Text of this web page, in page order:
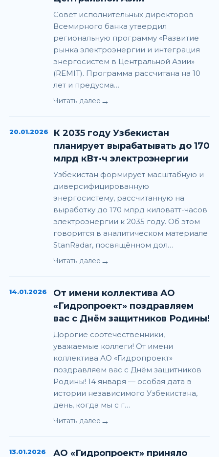
Совет исполнительных директоров
Всемирного банка утвердил
региональную программу «Развитие
рынка электроэнергии и интеграция
энергосистем в Центральной Азии»
(REMIT). Программа рассчитана на 10
лет и предусма…
Читать далее →
20.01.2026
К 2035 году Узбекистан
планирует вырабатывать до 170
млрд кВт·ч электроэнергии
Узбекистан формирует масштабную и
диверсифицированную
энергосистему, рассчитанную на
выработку до 170 млрд киловатт-часов
электроэнергии к 2035 году. Об этом
говорится в аналитическом материале
StanRadar, посвящённом дол…
Читать далее →
14.01.2026
От имени коллектива АО
«Гидропроект» поздравляем
вас с Днём защитников Родины!
Дорогие соотечественники,
уважаемые коллеги! От имени
коллектива АО «Гидропроект»
поздравляем вас с Днём защитников
Родины! 14 января — особая дата в
истории независимого Узбекистана,
день, когда мы с г…
Читать далее →
13.01.2026
АО «Гидропроект» приняло